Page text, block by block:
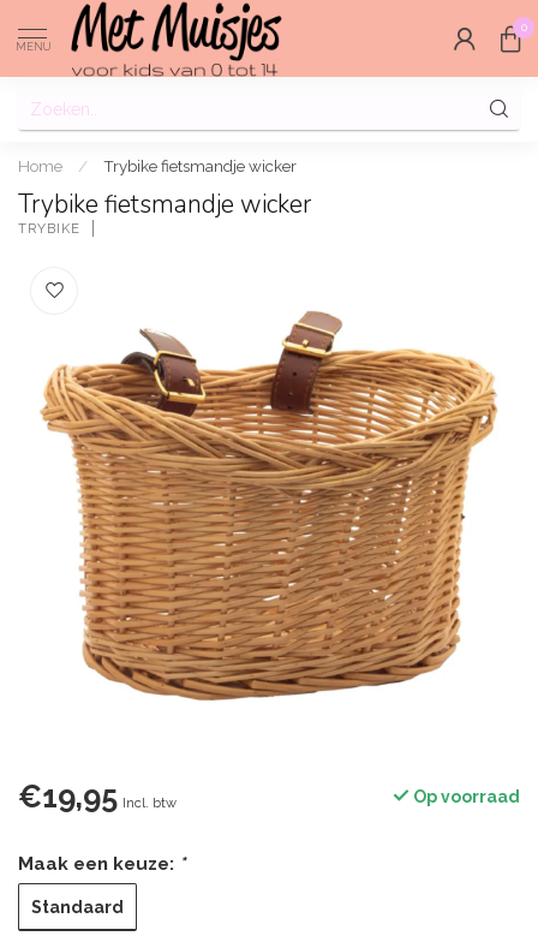
MENU
0
Home / Trybike fietsmandje wicker
Trybike fietsmandje wicker
TRYBIKE
€19,95 Incl. btw Op voorraad
Maak een keuze: *
Standaard